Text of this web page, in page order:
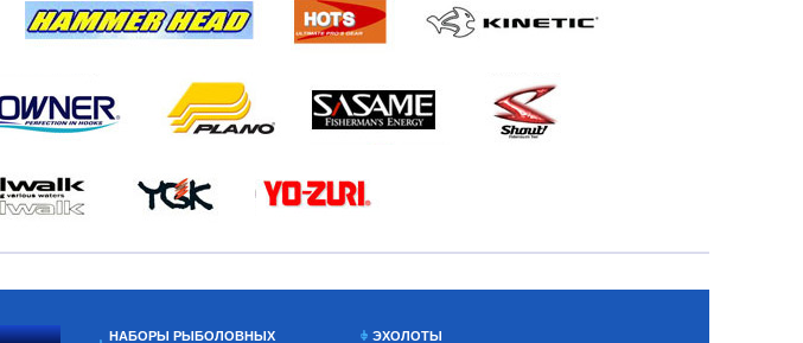
НАБОРЫ РЫБОЛОВНЫХ ЭХОЛОТЫ